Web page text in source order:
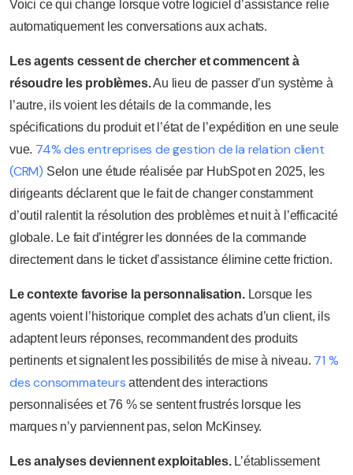
Voici ce qui change lorsque votre logiciel d’assistance relie
automatiquement les conversations aux achats.
Les agents cessent de chercher et commencent à
résoudre les problèmes.Au lieu de passer d’un système à
l’autre, ils voient les détails de la commande, les
spécifications du produit et l’état de l’expédition en une seule
vue. 74% des entreprises de gestion de la relation client
(CRM) Selon une étude réalisée par HubSpot en 2025, les
dirigeants déclarent que le fait de changer constamment
d’outil ralentit la résolution des problèmes et nuit à l’efficacité
globale. Le fait d’intégrer les données de la commande
directement dans le ticket d’assistance élimine cette friction.
Le contexte favorise la personnalisation.Lorsque les
agents voient l’historique complet des achats d’un client, ils
adaptent leurs réponses, recommandent des produits
pertinents et signalent les possibilités de mise à niveau. 71 %
des consommateurs attendent des interactions
personnalisées et 76 % se sentent frustrés lorsque les
marques n’y parviennent pas, selon McKinsey.
Les analyses deviennent exploitables.L’établissement